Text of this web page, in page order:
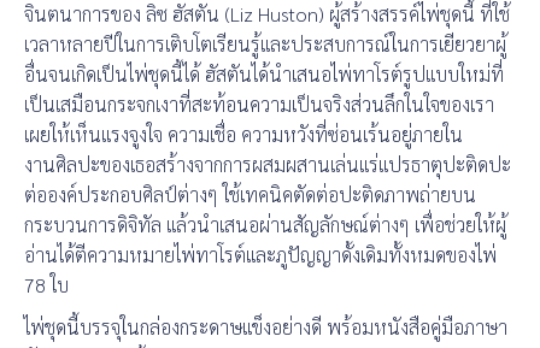
จินตนาการของ ลิซ ฮัสตัน (Liz Huston) ผู้สร้างสรรค์ไพ่ชุดนี้ ที่ใช้
เวลาหลายปีในการเติบโตเรียนรู้และประสบการณ์ในการเยียวยาผู้
อื่นจนเกิดเป็นไพ่ชุดนี้ได้ ฮัสตันได้นำเสนอไพ่ทาโรต์รูปแบบใหม่ที่
เป็นเสมือนกระจกเงาที่สะท้อนความเป็นจริงส่วนลึกในใจของเรา
เผยให้เห็นแรงจูงใจ ความเชื่อ ความหวังที่ซ่อนเร้นอยู่ภายใน
งานศิลปะของเธอสร้างจากการผสมผสานเล่นแร่แปรธาตุปะติดปะ
ต่อองค์ประกอบศิลป์ต่างๆ ใช้เทคนิคตัดต่อปะติดภาพถ่ายบน
กระบวนการดิจิทัล แล้วนำเสนอผ่านสัญลักษณ์ต่างๆ เพื่อช่วยให้ผู้
อ่านได้ตีความหมายไพ่ทาโรต์และภูปัญญาดั้งเดิมทั้งหมดของไพ่
78 ใบ
ไพ่ชุดนี้บรรจุในกล่องกระดาษแข็งอย่างดี พร้อมหนังสือคู่มือภาษา